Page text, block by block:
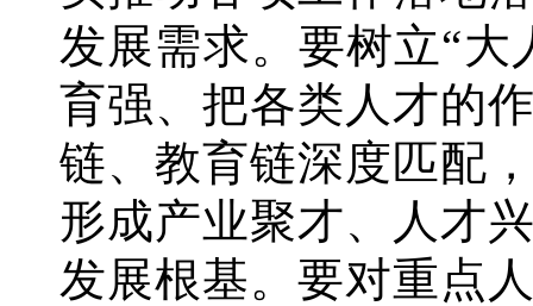
发展需求。要树立“
育强、把各类人才的
链、教育链深度匹配
形成产业聚才、人才
发展根基。要对重点